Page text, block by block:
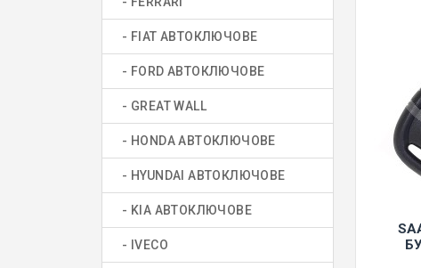
- FIAT АВТОКЛЮЧОВЕ
- FORD АВТОКЛЮЧОВЕ
- GREAT WALL
- HONDA АВТОКЛЮЧОВЕ
- HYUNDAI АВТОКЛЮЧОВЕ
- KIA АВТОКЛЮЧОВЕ
- IVECO